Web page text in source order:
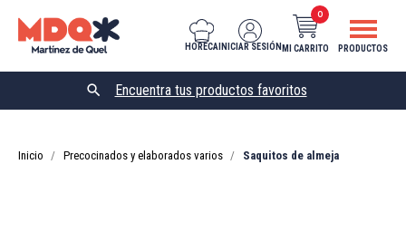
HORECA INICIAR SESIÓN MI CARRITO
0
PRODUCTOS

Inicio Precocinados y elaborados varios Saquitos de almeja